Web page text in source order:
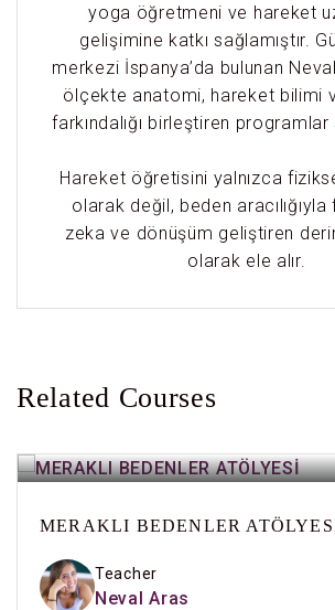
yoga öğretmeni ve hareket
gelişimine katkı sağlamıştır.
merkezi İspanya’da bulunan
ölçekte anatomi, hareket bilimi
farkındalığı birleştiren programlar
Hareket öğretisini yalnızca
olarak değil, beden aracılığıyla
zeka ve dönüşüm geliştiren
olarak ele alır.
Related Courses
MERAKLI BEDENLER
Teacher
Neval Aras